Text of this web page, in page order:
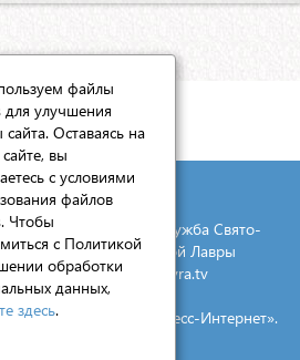
КАРТА САЙТА
© 2026 Социальная служба Свято-
Троицкой Сергиевой Лавры
E-mail:mail@lavra.tv
сайта - «Экспресс-Интернет».
файлы
для улучшения
сайта. Оставаясь на
вы
с условиями
файлов
Чтобы
с Политикой
обработки
данных,
здесь.